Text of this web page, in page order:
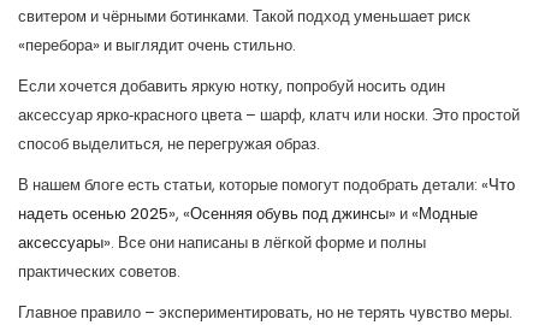
свитером и чёрными ботинками. Такой подход уменьшает риск
«перебора» и выглядит очень стильно.
Если хочется добавить яркую нотку, попробуй носить один
аксессуар ярко‑красного цвета – шарф, клатч или носки. Это простой
способ выделиться, не перегружая образ.
В нашем блоге есть статьи, которые помогут подобрать детали: «Что
надеть осенью 2025», «Осенняя обувь под джинсы» и «Модные
аксессуары». Все они написаны в лёгкой форме и полны
практических советов.
Главное правило – экспериментировать, но не терять чувство меры.